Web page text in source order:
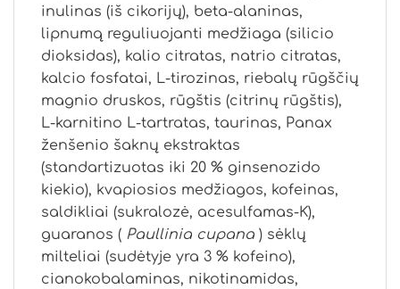
inulinas (iš cikorijų), beta-alaninas,
lipnumą reguliuojanti medžiaga (silicio
dioksidas), kalio citratas, natrio citratas,
kalcio fosfatai, L-tirozinas, riebalų rūgščių
magnio druskos, rūgštis (citrinų rūgštis),
L-karnitino L-tartratas, taurinas, Panax
ženšenio šaknų ekstraktas
(standartizuotas iki 20 % ginsenozido
kiekio), kvapiosios medžiagos, kofeinas,
saldikliai (sukralozė, acesulfamas-K),
guaranos ( Paullinia cupana ) sėklų
milteliai (sudėtyje yra 3 % kofeino),
cianokobalaminas, nikotinamidas,